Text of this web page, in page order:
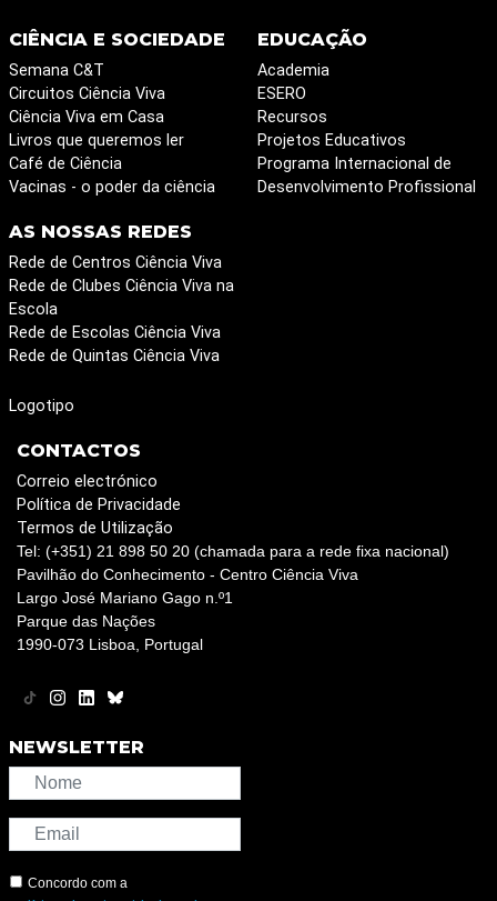
CIÊNCIA E SOCIEDADE
Semana C&T
Circuitos Ciência Viva
Ciência Viva em Casa
Livros que queremos ler
Café de Ciência
Vacinas - o poder da ciência
EDUCAÇÃO
Academia
ESERO
Recursos
Projetos Educativos
Programa Internacional de
Desenvolvimento Profissional
AS NOSSAS REDES
Rede de Centros Ciência Viva
Rede de Clubes Ciência Viva na
Escola
Rede de Escolas Ciência Viva
Rede de Quintas Ciência Viva
Logotipo
CONTACTOS
Correio electrónico
Política de Privacidade
Termos de Utilização
Tel: (+351) 21 898 50 20 (chamada para a rede fixa nacional)
Pavilhão do Conhecimento - Centro Ciência Viva
Largo José Mariano Gago n.º1
Parque das Nações
1990-073 Lisboa, Portugal
NEWSLETTER
Concordo com a